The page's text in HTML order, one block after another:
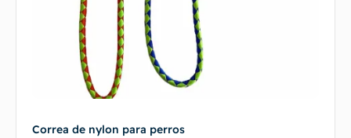
Correa de nylon para perros